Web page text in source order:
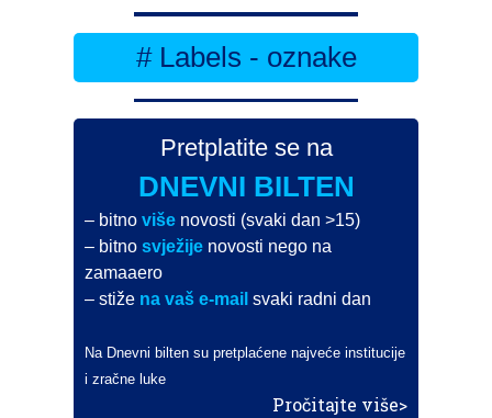
# Labels - oznake
Pretplatite se na
DNEVNI BILTEN
– bitnoviše novosti (svaki dan >15)
– bitnosvježije novosti nego na
zamaaero
– stiže na vaš e-mail svaki radni dan
Na Dnevni bilten su pretplaćene najveće institucije
i zračne luke
Pročitajte više>